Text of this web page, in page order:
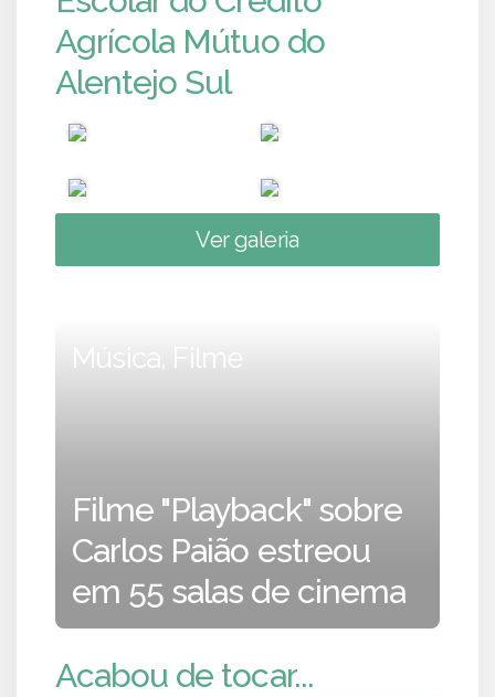
Agrícola Mútuo do
Alentejo Sul
Ver galeria
Música, Filme
Filme "Playback" sobre
Carlos Paião estreou
em 55 salas de cinema
Acabou de tocar...